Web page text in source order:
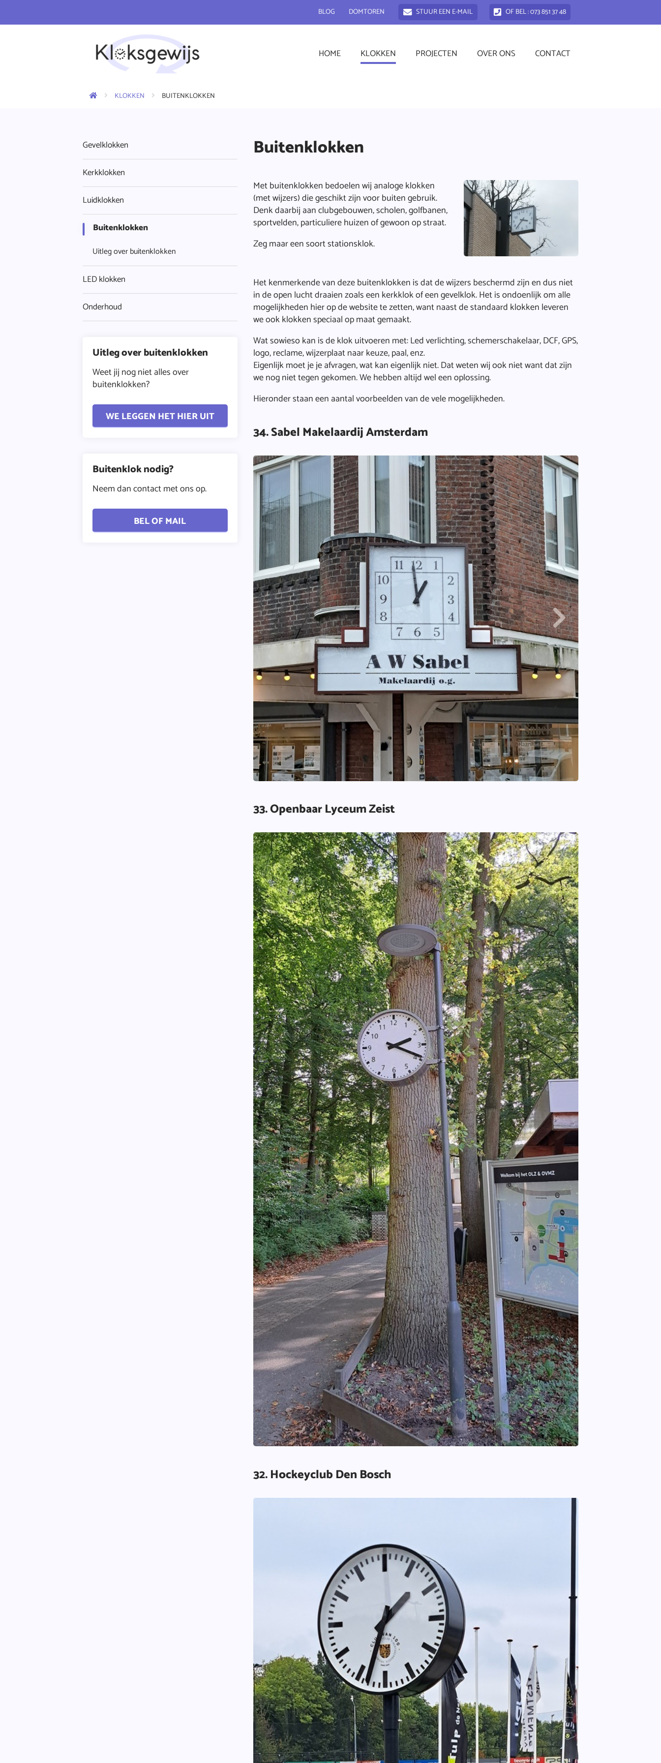
BLOG DOMTOREN STUUR EEN E-MAIL OF BEL : 073 851 37 48
HOME KLOKKEN PROJECTEN OVER ONS CONTACT
KLOKKEN BUITENKLOKKEN
Buitenklokken
Met buitenklokken bedoelen wij analoge klokken
(met wijzers) die geschikt zijn voor buiten gebruik.
Denk daarbij aan clubgebouwen, scholen, golfbanen,
sportvelden, particuliere huizen of gewoon op straat.
Zeg maar een soort stationsklok.
Het kenmerkende van deze buitenklokken is dat de wijzers beschermd zijn en dus niet
in de open lucht draaien zoals een kerkklok of een gevelklok. Het is ondoenlijk om alle
mogelijkheden hier op de website te zetten, want naast de standaard klokken leveren
we ook klokken speciaal op maat gemaakt.
Wat sowieso kan is de klok uitvoeren met: Led verlichting, schemerschakelaar, DCF, GPS,
logo, reclame, wijzerplaat naar keuze, paal, enz.
Eigenlijk moet je je afvragen, wat kan eigenlijk niet. Dat weten wij ook niet want dat zijn
we nog niet tegen gekomen. We hebben altijd wel een oplossing.
Hieronder staan een aantal voorbeelden van de vele mogelijkheden.
34. Sabel Makelaardij Amsterdam
33. Openbaar Lyceum Zeist
32. Hockeyclub Den Bosch
Gevelklokken
Kerkklokken
Luidklokken
Buitenklokken
Uitleg over buitenklokken
LED klokken
Onderhoud
Uitleg over buitenklokken
Weet jij nog niet alles over
buitenklokken?
WE LEGGEN HET HIER UIT
Buitenklok nodig?
Neem dan contact met ons op.
BEL OF MAIL